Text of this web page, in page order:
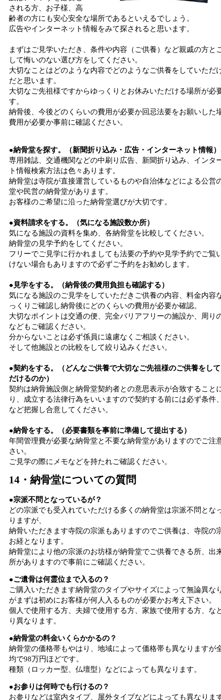
される方、お子様、高
齢者の方にも安心安全な場所であるといえるでしょう。
広告やインターネット情報をみて探されると思います。
まずはご見学いただき、条件や内容（ご供養）など親戚の方と
して悔いのない選び方をしてください。
大切なことはどのような内容でどのようなご供養をしていただ
だと思います。
大切なご先祖様ですからゆっくりとお休みいただける場所が必
す。
納骨後、今後どのくらいの費用が必要か回忌法要をお願いした
費用が必要か事前に確認ください。
●納骨堂を探す。（新聞折り込み・広告・インターネット情報
専用雑誌、交通機関などの中刷り広告、新聞折り込み、インタ
ト情報検索方法は色々あります。
納骨堂は寺院が直接運営しているものや自治体などによる公営
堂や民営の納骨堂があります。
お客様のご希望に沿った納骨堂選びが大切です。
●資料請求をする。（気になる施設数か所）
気になる施設の資料を集め、各納骨堂を比較してください。
納骨堂の見学予約をしてください。
フリーでご見学に行かれましても法要の予約や見学予約でご覧
けない場合もありますので必ずご予約をお勧めします。
●見学をする。（納骨後の費用負担も確認する）
気になる施設のご見学をしていただきご供養の内容、料金内容
っくりご確認し納骨後にどのくらいの費用が必要か確認。
大切なポイントは交通の便、完全バリアフリーの施設か、周り
などもご確認ください。
分からないことは必ず係員に遠慮なくご相談ください。
そして他施設との比較をして絞り込みください。
●契約をする。（どんなご供養で大切なご先祖様のご供養をし
だけるのか）
契約は納骨施設側と納骨堂契約者との意思表示が合致すること
り、成立する法律行為をいいますので契約する前には必ず条件
など把握し合意してください。
●納骨をする。（必要書類を事前に準備して提出する）
年間管理費が必要な納骨堂と不要な納骨堂がありますのでご注
さい。
ご見学の際にメモなどを持たれご確認ください。
14・納骨堂についての質問
●宗派不問となっているが？
どの宗派でも受入れていただける多くの納骨堂は宗派不問とな
りますが、
納骨いただきます寺院の宗派もありますのでご供養は、寺院の
お経となります。
納骨堂により他の宗派のお坊様が納骨堂でご供養できる所、出
所がありますので事前にご確認ください。
●ご遺骨は何霊位まで入るの？
ご購入いただきます納骨堂のタイプやサイズによって無論異な
がまずは初めにお客様が何人入るものが必要かお考え下さい。
個人で使用する方、夫婦で使用する方、家族で使用する方、な
り異なります。
●納骨堂の料金いくらかかるの？
納骨堂の価格帯もやはり、地域によって価格帯も異なりますが
均で98万円ほどです。
種類（ロッカー型、仏壇型）などによっても異なります。
●お参りは何時でも行けるの？
お参りなどは室内タイプ、屋外タイプなどによっても異なりま